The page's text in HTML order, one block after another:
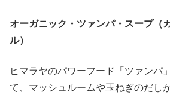
オーガニック・ツァンパ・スープ（
ル）
ヒマラヤのパワーフード「ツァンパ
て、マッシュルームや玉ねぎのだし